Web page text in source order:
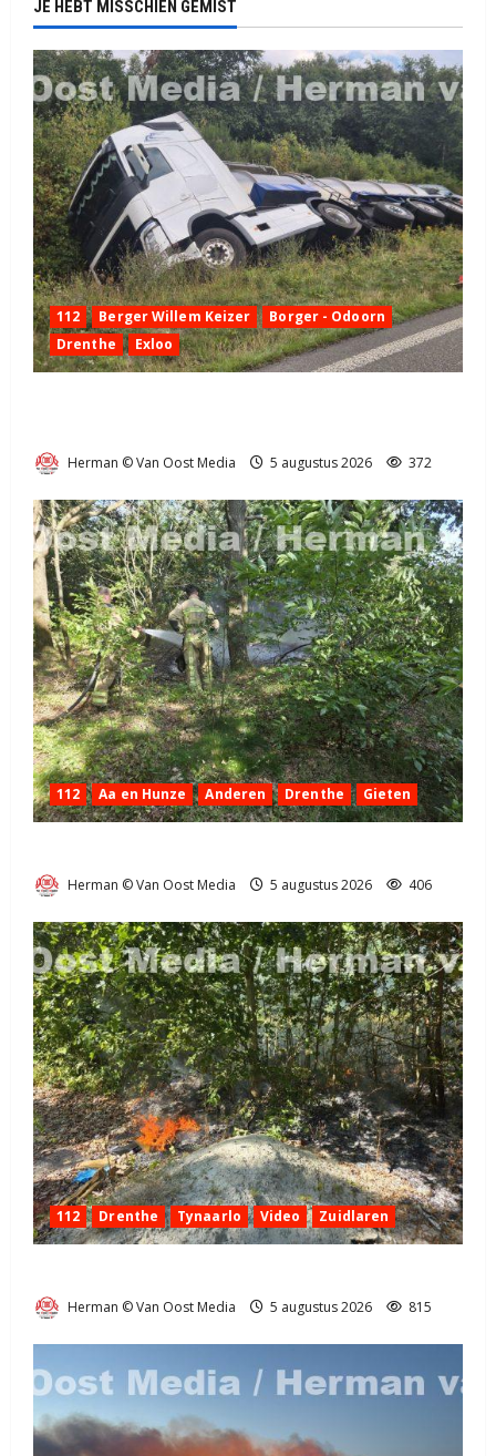
JE HEBT MISSCHIEN GEMIST
112 Berger Willem Keizer
Borger - Odoorn
Drenthe
Exloo
Herman © Van Oost Media 5 augustus 2026 372
112 Aa en Hunze Anderen Drenthe Gieten
Herman © Van Oost Media 5 augustus 2026 406
112 Drenthe Tynaarlo Video Zuidlaren
Herman © Van Oost Media 5 augustus 2026 815